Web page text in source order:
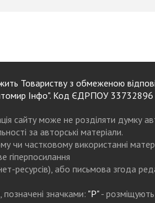
Товариству з обмеженою
Інфо". Код ЄДРПОУ 33732896
сайту може не розділяти думку
за авторські матеріали.
чи частковому використанні
гіперпосилання
ресурсів), або письмова згода
позначені значками: "Р"-